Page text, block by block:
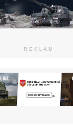
REKLAM